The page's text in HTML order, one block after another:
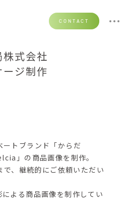
CONTACT
式会社
ージ制作
ートブランド「からだ
」の商品画像を制作。
、継続的にご依頼いただい
よる商品画像を制作してい